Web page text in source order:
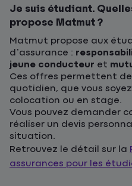
Je suis étudiant.
propose Matmut ?
Matmut propose aux
d’assurance :
jeune conducteur et
Ces offres permettent
quotidien, que vous
colocation ou en stage.
Vous pouvez demander
réaliser un devis
situation.
Retrouvez le détail sur la
assurances pour les